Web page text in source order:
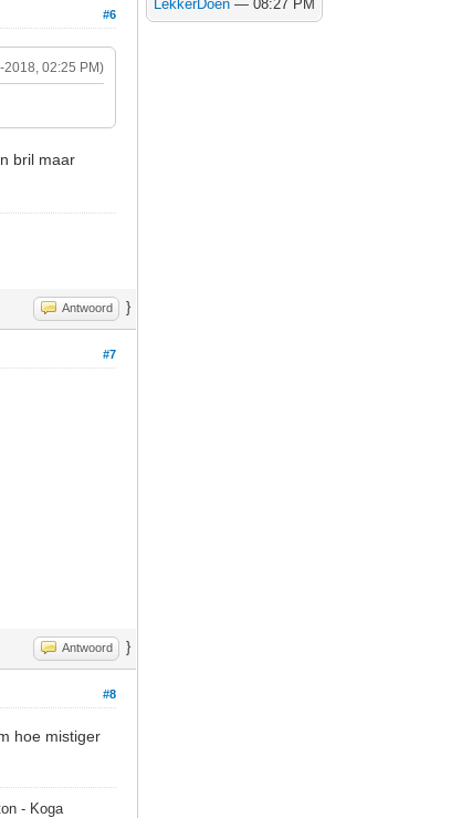
#6
2018, 02:25 PM)
bril maar
Antwoord }
#7
Antwoord }
#8
hoe mistiger
- Koga
LekkerDoen — 08:27 PM